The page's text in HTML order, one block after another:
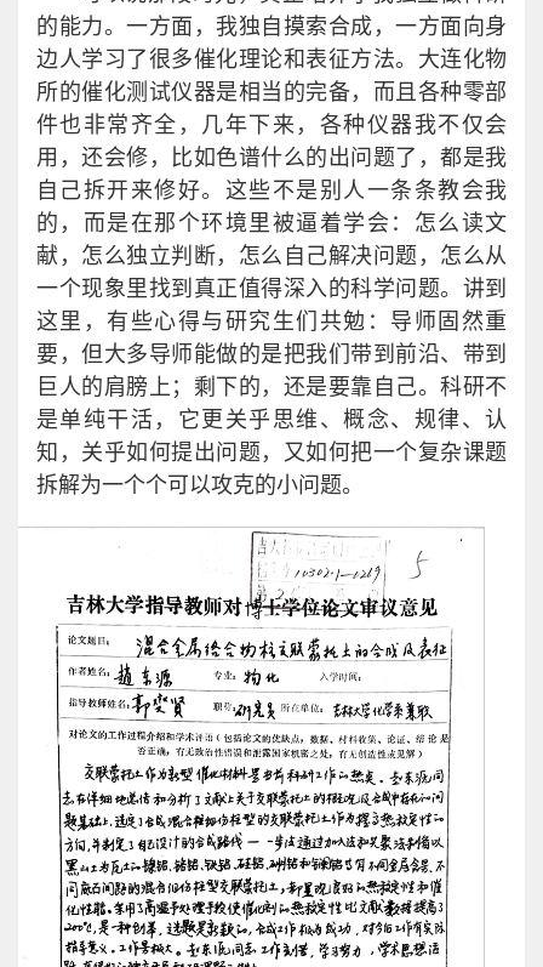
的能力。一方面，我独自摸索合成，一方面向身
边人学习了很多催化理论和表征方法。大连化物
所的催化测试仪器是相当的完备，而且各种零部
件也非常齐全，几年下来，各种仪器我不仅会
用，还会修，比如色谱什么的出问题了，都是我
自己拆开来修好。这些不是别人一条条教会我
的，而是在那个环境里被逼着学会：怎么读文
献，怎么独立判断，怎么自己解决问题，怎么从
一个现象里找到真正值得深入的科学问题。讲到
这里，有些心得与研究生们共勉：导师固然重
要，但大多导师能做的是把我们带到前沿、带到
巨人的肩膀上；剩下的，还是要靠自己。科研不
是单纯干活，它更关乎思维、概念、规律、认
知，关乎如何提出问题，又如何把一个复杂课题
拆解为一个个可以攻克的小问题。